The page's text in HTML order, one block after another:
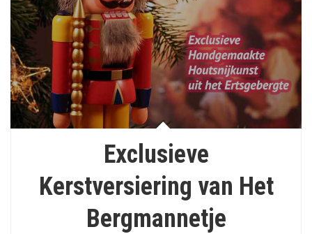
Exclusieve
Kerstversiering van Het
Bergmannetje